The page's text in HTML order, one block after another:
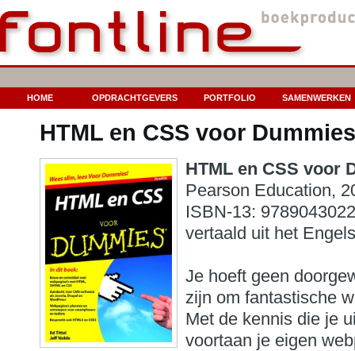
HOME OPDRACHTGEVERS PORTFOLIO SAMENWERKEN
HTML en CSS voor
HTML en CSS voor
Pearson Education,
ISBN-13:
vertaald uit het
Je hoeft geen
zijn om fantastische
Met de kennis die je
voortaan je eigen